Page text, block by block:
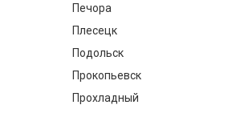
Печора
Плесецк
Подольск
Прокопьевск
Прохладный